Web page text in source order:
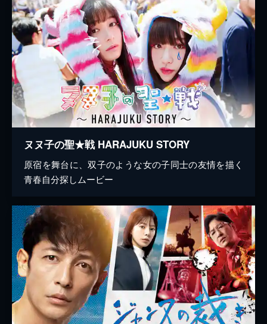
ヌヌ子の聖★戦 HARAJUKU STORY
原宿を舞台に、双子のような女の子同士の友情を描く
青春自分探しムービー